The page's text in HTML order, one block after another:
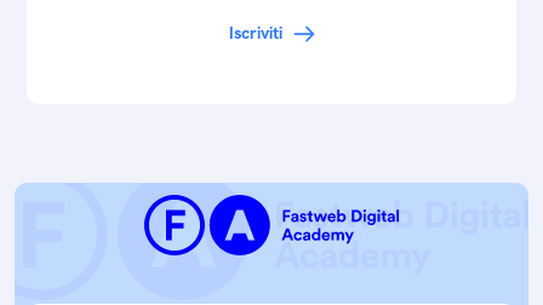
Iscriviti